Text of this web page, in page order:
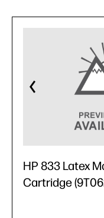
HP 833 Latex
Cartridge